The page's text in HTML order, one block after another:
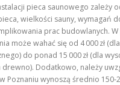
pieca saunowego zależy
wielkości sauny, wymagań
prac budowlanych.
może wahać się od 4 000 zł
do ponad 15 000 zł (dla
drewno). Dodatkowo, należy
Poznaniu wynoszą średnio